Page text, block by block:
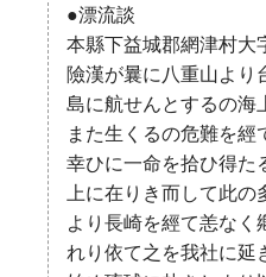
●漂流談
本縣下益城郡網津村大
險漢が曩に八重山よ
島に航せんとするの海
また生くるの危難を
幸ひに一命を拾ひ得
上に在りき而して此の
より長崎を經て恙な
れり依て之を我社に延